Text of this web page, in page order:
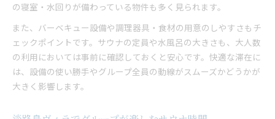
の寝室・水回りが備わっている物件も多く見られます。
また、バーベキュー設備や調理器具・食材の用意のしやすさもチ
ェックポイントです。サウナの定員や水風呂の大きさも、大人数
の利用においては事前に確認しておくと安心です。快適な滞在に
は、設備の使い勝手やグループ全員の動線がスムーズかどうかが
大きく影響します。